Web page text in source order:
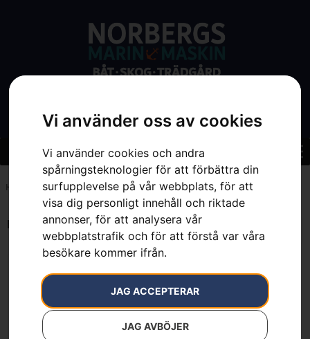
Vi använder oss av cookies
Vi använder cookies och andra
spårningsteknologier för att förbättra din
surfupplevelse på vår webbplats, för att
visa dig personligt innehåll och riktade
annonser, för att analysera vår
webbplatstrafik och för att förstå var våra
besökare kommer ifrån.
JAG ACCEPTERAR
JAG AVBÖJER
Hem 7392930300170
Endast ett sökresultat